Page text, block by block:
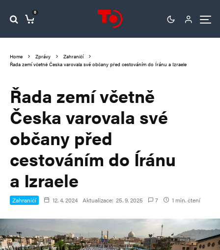
0
Home Zprávy
Zahraničí
Řada zemí včetně Česka varovala své občany před cestováním do Íránu a Izraele
Řada zemí včetně
Česka varovala své
občany před
cestováním do Íránu
a Izraele
Zahraničí 12. 4. 2024 Aktualizace: 25. 9. 2025 7 1 min. čtení